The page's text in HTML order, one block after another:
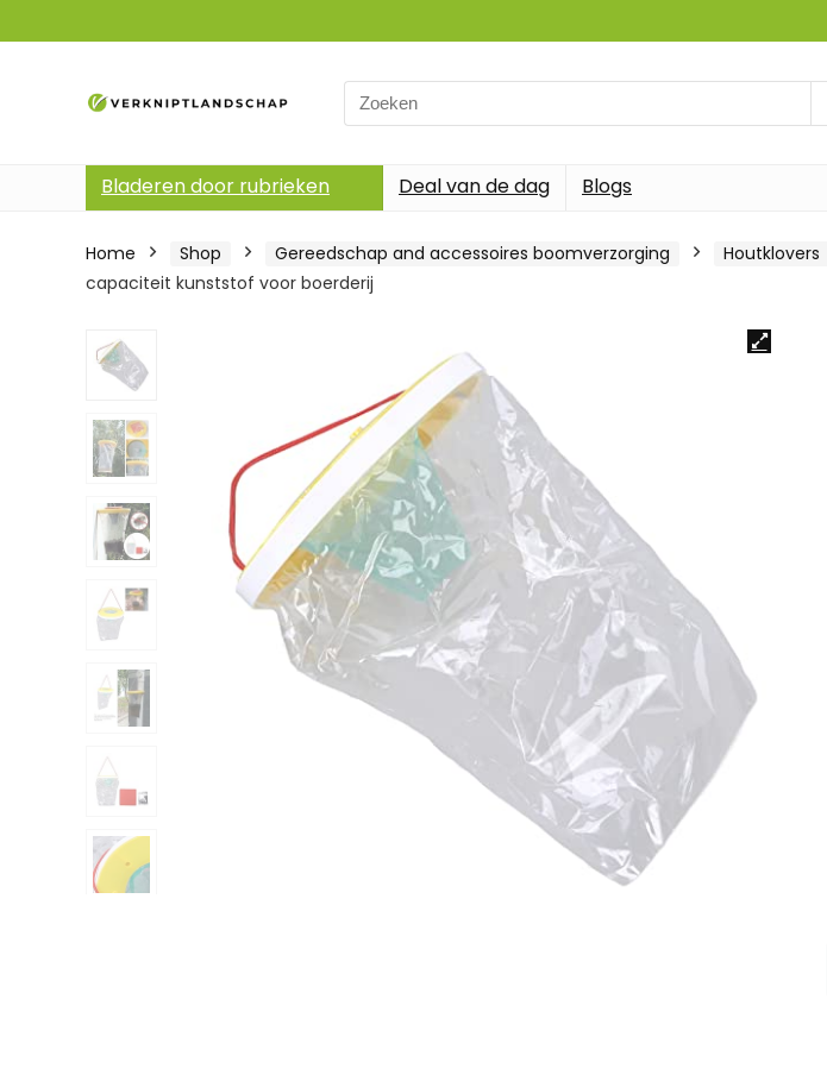
Search
for:
Bladeren door rubrieken Deal van de dag Blogs
Home Shop Gereedschap and accessoires boomverzorging Houtklovers
capaciteit kunststof voor boerderij